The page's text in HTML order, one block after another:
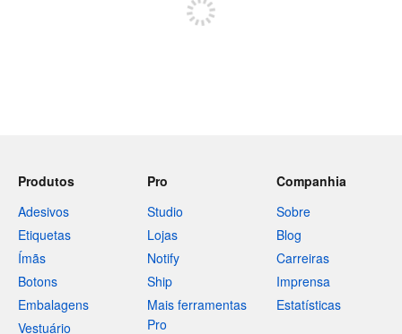
Produtos
Adesivos
Etiquetas
Ímãs
Botons
Embalagens
Vestuário
Pro
Studio
Lojas
Notify
Ship
Mais ferramentas
Pro
Companhia
Sobre
Blog
Carreiras
Imprensa
Estatísticas